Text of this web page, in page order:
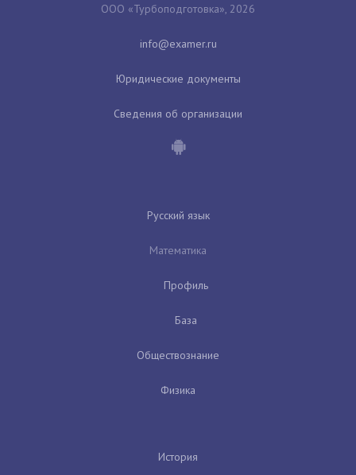
ООО «Турбоподготовка», 2026
Юридические документы
Сведения об организации
Русский язык
Математика
Профиль
База
Обществознание
Физика
История